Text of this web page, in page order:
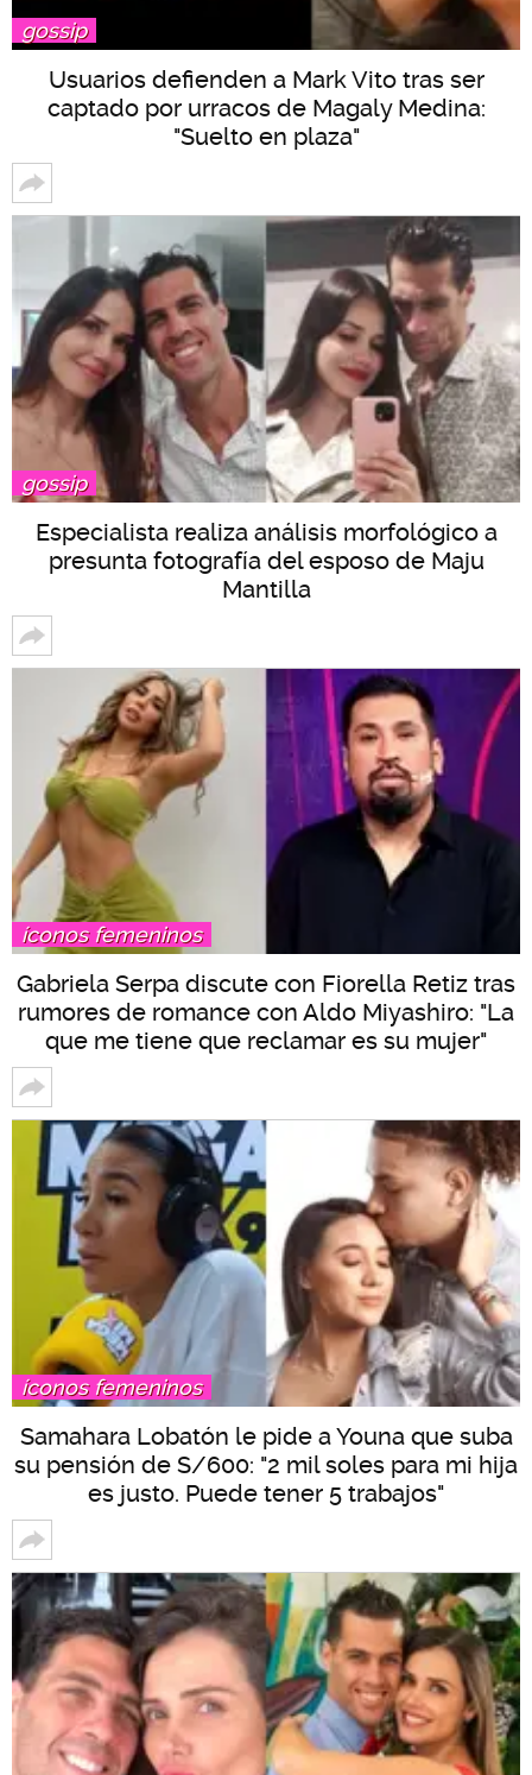
gossip
Usuarios defienden a Mark Vito tras ser
captado por urracos de Magaly Medina:
"Suelto en plaza"
gossip
Especialista realiza análisis morfológico a
presunta fotografía del esposo de Maju
Mantilla
íconos femeninos
Gabriela Serpa discute con Fiorella Retiz tras
rumores de romance con Aldo Miyashiro: "La
que me tiene que reclamar es su mujer"
íconos femeninos
Samahara Lobatón le pide a Youna que suba
su pensión de S/600: "2 mil soles para mi hija
es justo. Puede tener 5 trabajos"